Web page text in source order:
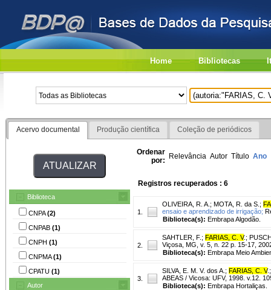
Home Bibliotecas
Acervo documental Produção científica Coleção de periódicos
Biblioteca
CNPA(2)
CNPAB (1)
CNPH (1)
CNPMA(1)
CPATU (1)
Autor
Ordenar
por: Relevância Autor Título Ano
Registros recuperados : 6
1.
OLIVEIRA, R. A. ; MOTA, R. da S. ;
ensaio e aprendizado de irrigação;
Biblioteca(s): Embrapa Algodão.
2.
SAHTLER, F. ; FARIAS, C. V.;
Viçosa, MG, v. 5, n. 22 p. 15-17,
Biblioteca(s): Embrapa Meio
3.
SILVA, E. M. V. dos A. ; FARIAS, C. V.
ABEAS / Vicosa: UFV, 1998. v.12.
Biblioteca(s): Embrapa Hortaliças.